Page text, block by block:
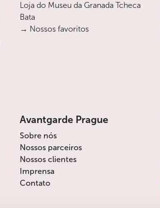
Loja do Museu da Granada Tcheca
Bata
→ Nossos favoritos
Avantgarde Prague
Sobre nós
Nossos parceiros
Nossos clientes
Imprensa
Contato